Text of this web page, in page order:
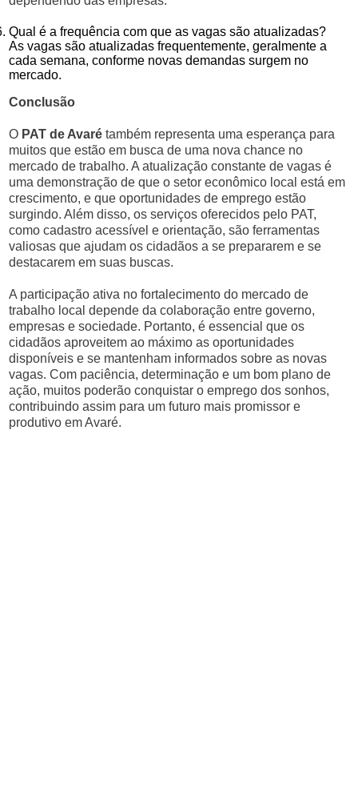
Qual é a frequência com que as vagas são atualizadas?
As vagas são atualizadas frequentemente, geralmente a
cada semana, conforme novas demandas surgem no
mercado.
Conclusão
O PAT de Avaré também representa uma esperança para
muitos que estão em busca de uma nova chance no
mercado de trabalho. A atualização constante de vagas é
uma demonstração de que o setor econômico local está em
crescimento, e que oportunidades de emprego estão
surgindo. Além disso, os serviços oferecidos pelo PAT,
como cadastro acessível e orientação, são ferramentas
valiosas que ajudam os cidadãos a se prepararem e se
destacarem em suas buscas.
A participação ativa no fortalecimento do mercado de
trabalho local depende da colaboração entre governo,
empresas e sociedade. Portanto, é essencial que os
cidadãos aproveitem ao máximo as oportunidades
disponíveis e se mantenham informados sobre as novas
vagas. Com paciência, determinação e um bom plano de
ação, muitos poderão conquistar o emprego dos sonhos,
contribuindo assim para um futuro mais promissor e
produtivo em Avaré.